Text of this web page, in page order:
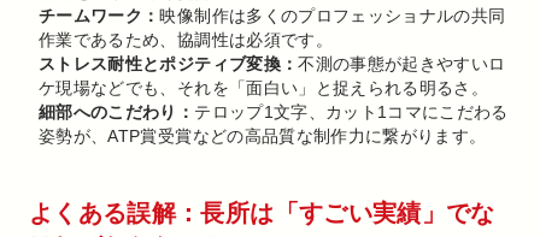
チームワーク：映像制作は多くのプロフェッショナルの共同
作業であるため、協調性は必須です。
ストレス耐性とポジティブ変換：不測の事態が起きやすいロ
ケ現場などでも、それを「面白い」と捉えられる明るさ。
細部へのこだわり： テロップ1文字、カット1コマにこだわる
姿勢が、ATP賞受賞などの高品質な制作力に繋がります。
よくある誤解：長所は「すごい実績」でな